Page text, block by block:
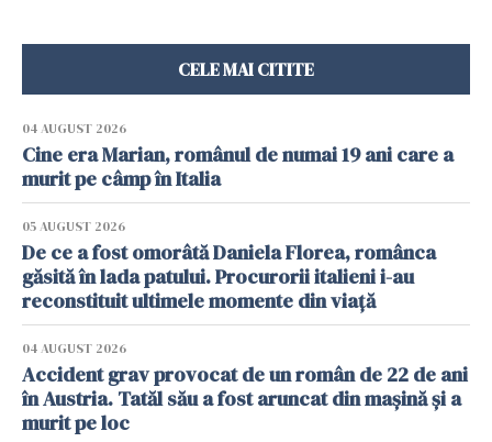
CELE MAI CITITE
04 AUGUST 2026
Cine era Marian, românul de numai 19 ani care a
murit pe câmp în Italia
05 AUGUST 2026
De ce a fost omorâtă Daniela Florea, românca
găsită în lada patului. Procurorii italieni i-au
reconstituit ultimele momente din viață
04 AUGUST 2026
Accident grav provocat de un român de 22 de ani
în Austria. Tatăl său a fost aruncat din mașină și a
murit pe loc